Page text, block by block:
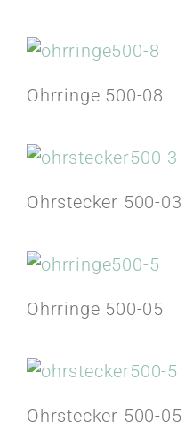
Ohrringe 500-08
Ohrstecker 500-03
Ohrringe 500-05
Ohrstecker 500-05